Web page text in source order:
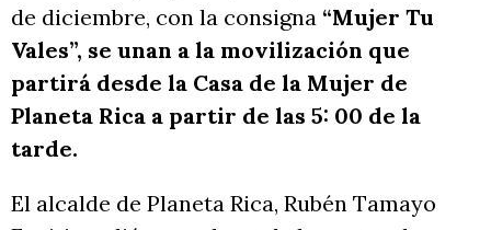
de diciembre, con la consigna “Mujer Tu
Vales”, se unan a la movilización que
partirá desde la Casa de la Mujer de
Planeta Rica a partir de las 5: 00 de la
tarde.
El alcalde de Planeta Rica, Rubén Tamayo